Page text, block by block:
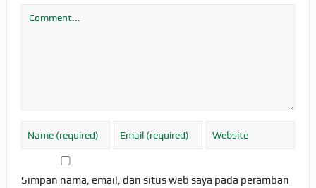
Simpan nama, email, dan situs web saya pada peramban